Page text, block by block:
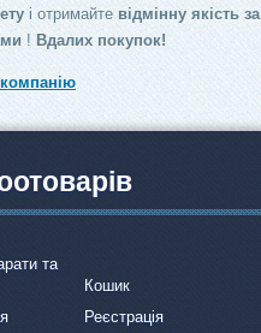
і отримайте відмінну якість за
! Вдалих покупок!
та
Кошик
Реєстрація